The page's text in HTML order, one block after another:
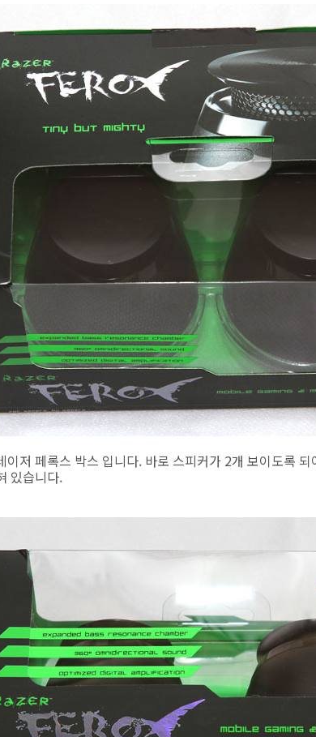
이저 페록스 박스 입니다. 바로 스피커가 2개 보이도록
있습니다.